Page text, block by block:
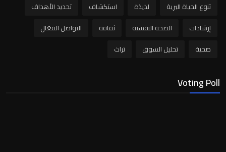
تنوع الحياة البرية
لذيذة استكشاف
تحديد الأهداف
إرشادات
الصحة النفسية ثقافة
التواصل الفعّال
صحية
تحليل السوق تراث
Voting Poll